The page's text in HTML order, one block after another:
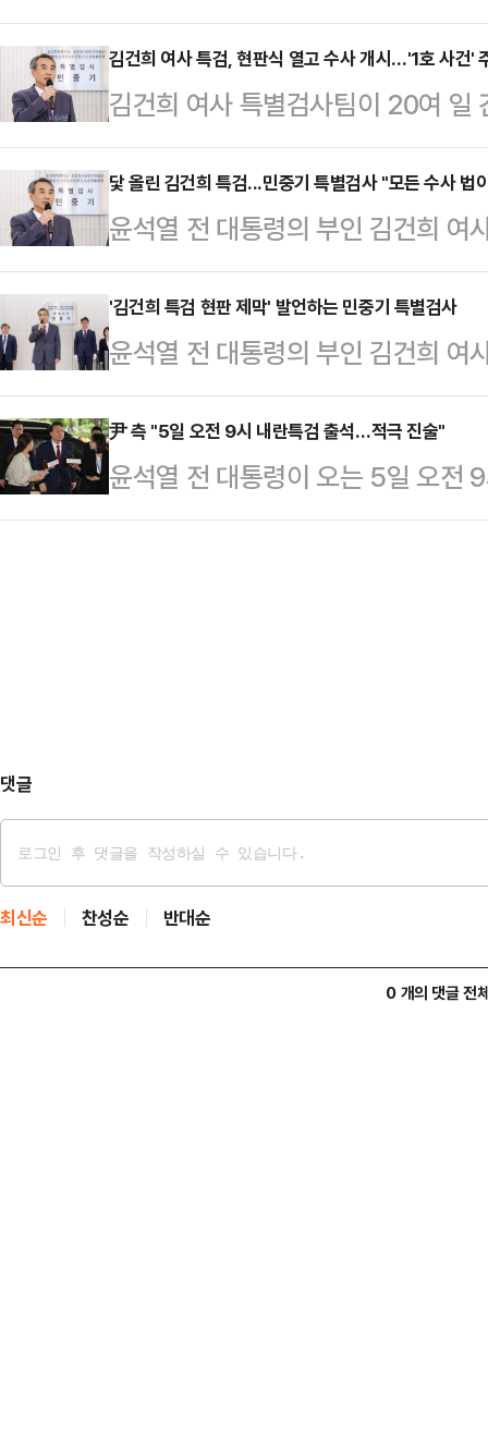
별로 수사를 전담할 4개 수사팀을
법조계에 따르면 정민영 특검보는
특검과 다르게 큰 줄기로 한 사건이
이같이 밝혔다.수사 1팀은 지난
료 해병대원 상해 사건 등 업무상
희 여사가 연루된 구명로비 의혹과
과정에서…
김건희 여사 특검, 현판식 열고 수사 개시…'1호 사건'
김건희 여사 특별검사팀이 20여 일
식 출범했다. 특검은 최장 150여일
이 관건으로 지목된다. 이에 수사의
다.2일 법조계에 따르면 김건희 여
빌딩 웨스트 2층에서 현판식을 열
판식과 함께 사무실을 열고 본격적
혜를 모아 여러 의문에 대해 제대로
다"고 강…
닻 올린 김건희 특검...민중기 특별검사 "모든 수사 법
윤석열 전 대통령의 부인 김건희 여
사가 2일 오전 서울 종로구 KT광화
현판 제막을 마친 뒤 발언을 하고 있
'김건희 특검 현판 제막' 발언하는 민중기 특별검사
윤석열 전 대통령의 부인 김건희 여
사가 2일 오전 서울 종로구 KT광화
현판 제막을 마친 뒤 발언을 하고 있
尹 측 "5일 오전 9시 내란특검 출석…적극 진술"
윤석열 전 대통령이 오는 5일 오전
별검사팀의 소환 요구에 응하기로
댓글
최신순 찬성순 반대순
0 개의 댓글 전